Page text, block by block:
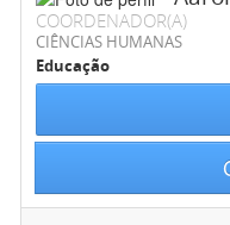
COORDENADOR(A)
CIÊNCIAS HUMANAS
Educação